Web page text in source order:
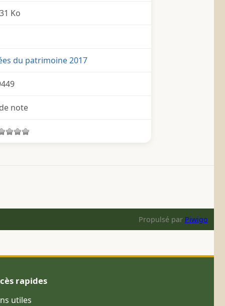
Ko
du patrimoine 2017
note
Propulsé par Piwigo
rapides
utiles